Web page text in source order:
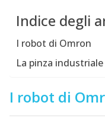
Indice degli
I robot di Omron
La pinza
I robot di